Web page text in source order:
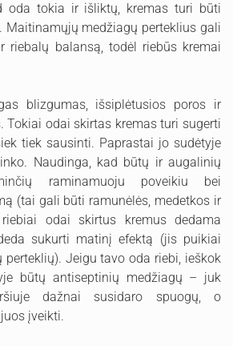
oda tokia ir išliktų, kremas turi būti
Maitinamųjų medžiagų perteklius gali
riebalų balansą, todėl riebūs kremai
blizgumas, išsiplėtusios poros ir
Tokiai odai skirtas kremas turi sugerti
tiek sausinti. Paprastai jo sudėtyje
Naudinga, kad būtų ir augalinių
raminamuoju poveikiu bei
(tai gali būti ramunėlės, medetkos ir
odai skirtus kremus dedama
sukurti matinį efektą (jis puikiai
perteklių). Jeigu tavo oda riebi, ieškok
būtų antiseptinių medžiagų – juk
dažnai susidaro spuogų, o
įveikti.